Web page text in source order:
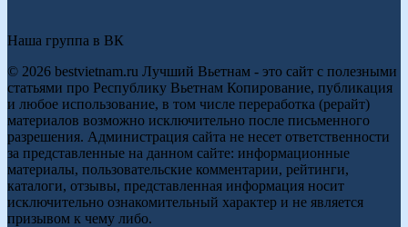
Наша группа в ВК
© 2026 bestvietnam.ru Лучший Вьетнам - это сайт с полезными
статьями про Республику Вьетнам Копирование, публикация
и любое использование, в том числе переработка (рерайт)
материалов возможно исключительно после письменного
разрешения. Администрация сайта не несет ответственности
за представленные на данном сайте: информационные
материалы, пользовательские комментарии, рейтинги,
каталоги, отзывы, представленная информация носит
исключительно ознакомительный характер и не является
призывом к чему либо.